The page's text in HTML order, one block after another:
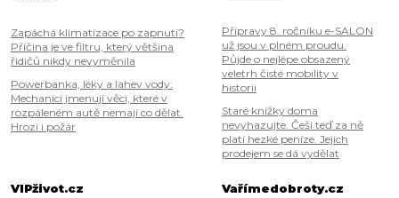
Zapáchá klimatizace po zapnutí?
Příčina je ve filtru, který většina
řidičů nikdy nevyměnila
Powerbanka, léky a lahev vody:
Mechanici jmenují věci, které v
rozpáleném autě nemají co dělat.
Hrozí i požár
Přípravy 8. ročníku e-SALON
už jsou v plném proudu.
Půjde o nejlépe obsazený
veletrh čisté mobility v
historii
Staré knížky doma
nevyhazujte. Češi teď za ně
platí hezké peníze. Jejich
prodejem se dá vydělat
VIPživot.cz
Vařímedobroty.cz